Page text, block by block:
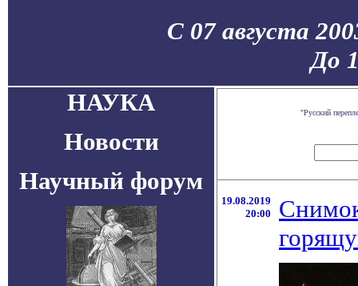
С 07 августа
До
НАУКА
Новости
Научный форум
"Русский
19.08.2019
20:00